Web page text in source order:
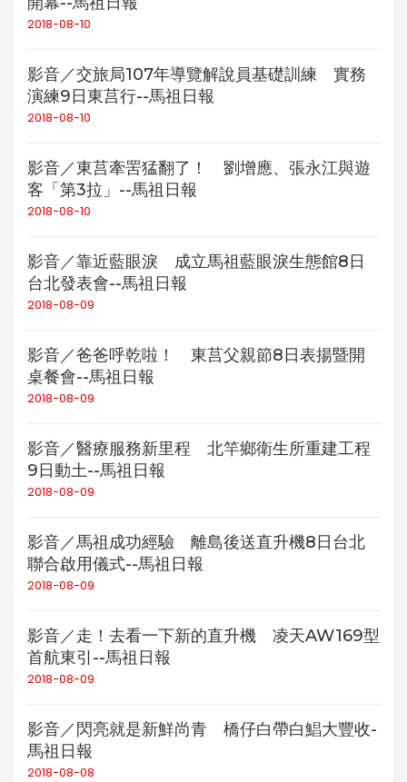
2018-08-10
影音／交旅局107年導覽解說員基礎訓練 實務
演練9日東莒行--馬祖日報
2018-08-10
影音／東莒牽罟猛翻了！ 劉增應、張永江與遊
客「第3拉」--馬祖日報
2018-08-10
影音／靠近藍眼淚 成立馬祖藍眼淚生態館8日
台北發表會--馬祖日報
2018-08-09
影音／爸爸呼乾啦！ 東莒父親節8日表揚暨開
桌餐會--馬祖日報
2018-08-09
影音／醫療服務新里程 北竿鄉衛生所重建工程
9日動土--馬祖日報
2018-08-09
影音／馬祖成功經驗 離島後送直升機8日台北
聯合啟用儀式--馬祖日報
2018-08-09
影音／走！去看一下新的直升機 凌天AW169型
首航東引--馬祖日報
2018-08-09
影音／閃亮就是新鮮尚青 橋仔白帶白鯧大豐收-
馬祖日報
2018-08-08